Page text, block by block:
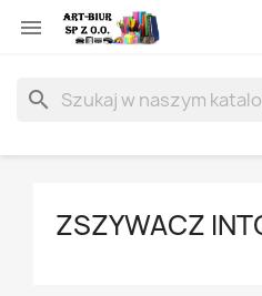

search
ZSZYWACZ